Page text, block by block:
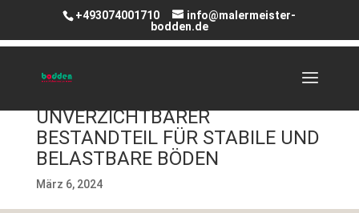
+493074001710
info@malermeister-
bodden.de
UNVERZICHTBARER
BESTANDTEIL FÜR STABILE UND
BELASTBARE BÖDEN
März 6, 2024